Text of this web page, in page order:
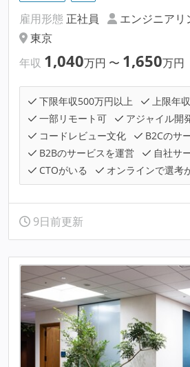
雇用形態 正社員
エンジニアリ
東京
年収 1,040万円 〜 1,650万円
下限年収500万円以上
上限年
一部リモート可
アジャイル開
コードレビュー文化
B2Cのサ
B2Bのサービスを運営
自社サ
CTOがいる
オンラインで選考
9日前更新